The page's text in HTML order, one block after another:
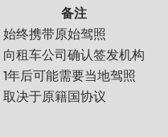
备注
始终携带原始驾照
向租车公司确认签发机构
1年后可能需要当地驾照
取决于原籍国协议